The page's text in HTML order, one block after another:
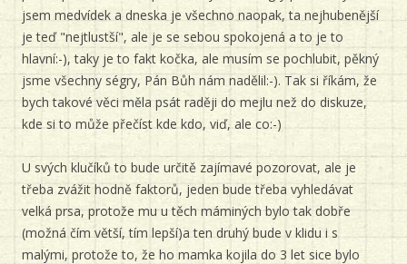
jsem medvídek a dneska je všechno naopak, ta nejhubenější
je teď "nejtlustší", ale je se sebou spokojená a to je to
hlavní:-), taky je to fakt kočka, ale musím se pochlubit, pěkný
jsme všechny ségry, Pán Bůh nám nadělil:-). Tak si říkám, že
bych takové věci měla psát raději do mejlu než do diskuze,
kde si to může přečíst kde kdo, viď, ale co:-)
U svých klučíků to bude určitě zajímavé pozorovat, ale je
třeba zvážit hodně faktorů, jeden bude třeba vyhledávat
velká prsa, protože mu u těch máminých bylo tak dobře
(možná čím větší, tím lepší)a ten druhý bude v klidu i s
malými, protože to, že ho mamka kojila do 3 let sice bylo